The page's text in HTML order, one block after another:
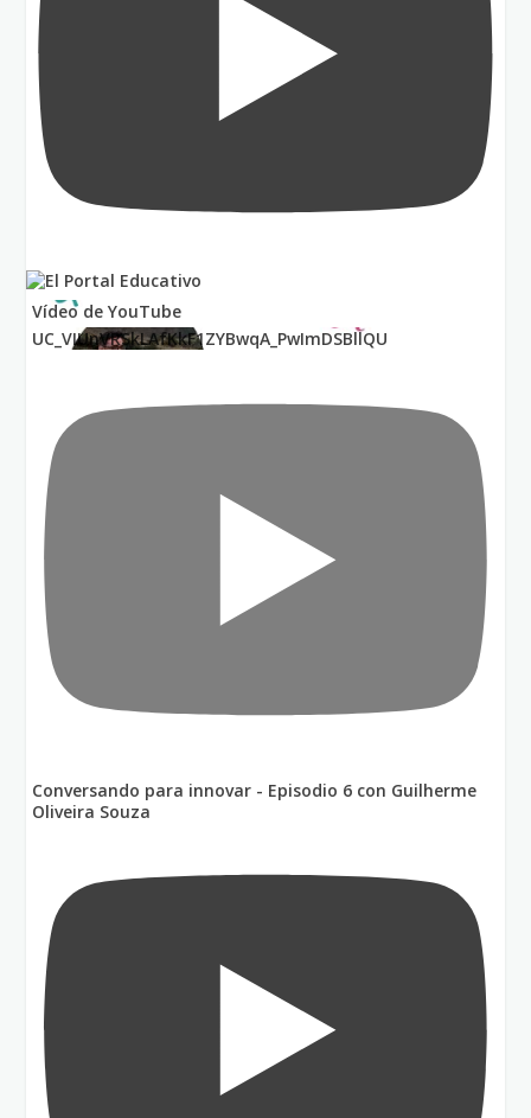
Vídeo de YouTube
UC_VIUnVRSkLAfKkF1ZYBwqA_PwImDSBllQU
Conversando para innovar - Episodio 6 con Guilherme
Oliveira Souza